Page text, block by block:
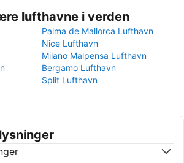
lufthavne i verden
Palma de Mallorca Lufthavn
Nice Lufthavn
Milano Malpensa Lufthavn
Bergamo Lufthavn
Split Lufthavn